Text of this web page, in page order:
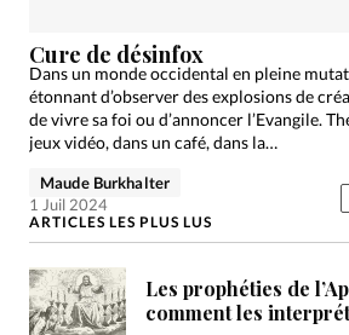
Cure de désinfox
Dans un monde occidental en pleine
étonnant d’observer des explosions de
de vivre sa foi ou d’annoncer l’Evangile.
jeux vidéo, dans un café, dans la…
Maude Burkhalter
1 Juil 2024
ARTICLES LES PLUS LUS
Les prophéties de
comment les